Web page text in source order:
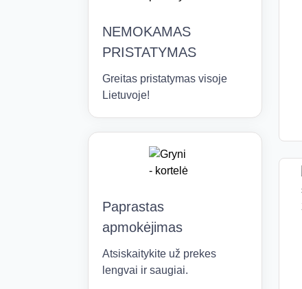
NEMOKAMAS
PRISTATYMAS
Greitas pristatymas visoje
Lietuvoje!
Paprastas
apmokėjimas
Atsiskaitykite už prekes
lengvai ir saugiai.